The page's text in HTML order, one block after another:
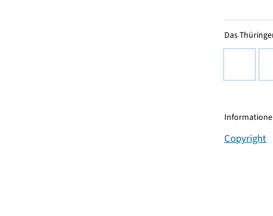
Das
Copyright